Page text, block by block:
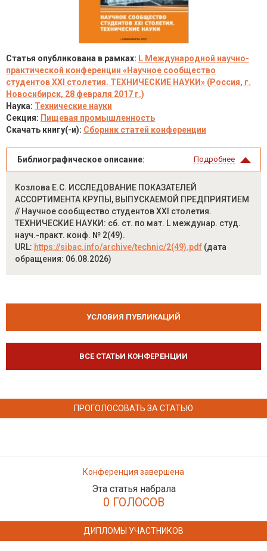
Статья опубликована в рамках: L Международной научно-
практической конференции «Научное сообщество
студентов XXI столетия. ТЕХНИЧЕСКИЕ НАУКИ» (Россия, г.
Новосибирск, 28 февраля 2017 г.)
Наука: Технические науки
Секция: Пищевая промышленность
Скачать книгу(-и): Сборник статей конференции
Библиографическое описание: Подробнее
Козлова Е.С. ИССЛЕДОВАНИЕ ПОКАЗАТЕЛЕЙ
АССОРТИМЕНТА КРУПЫ, ВЫПУСКАЕМОЙ ПРЕДПРИЯТИЕМ
// Научное сообщество студентов XXI столетия.
ТЕХНИЧЕСКИЕ НАУКИ: сб. ст. по мат. L междунар. студ.
науч.-практ. конф. № 2(49).
URL: https://sibac.info/archive/technic/2(49).pdf (дата
обращения: 06.08.2026)
УСЛОВИЯ ПУБЛИКАЦИЙ
ВСЕ СТАТЬИ КОНФЕРЕНЦИИ
ПРОГОЛОСОВАТЬ ЗА СТАТЬЮ
Конференция завершена
Эта статья набрала
0 ГОЛОСОВ
ДИПЛОМЫ УЧАСТНИКОВ